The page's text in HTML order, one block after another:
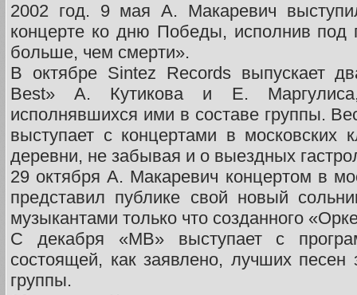
2002 год. 9 мая А. Макаревич
концерте ко дню Победы, исполнив под
больше, чем смерти».
В октябре Sintez Records выпускает
Best» А. Кутикова и Е.
исполнявшихся ими в составе группы.
выступает с концертами в московских
деревни, не забывая и о выездных
29 октября А. Макаревич концертом в
представил публике свой новый
музыкантами только что созданного
С декабря «МВ» выступает с
состоящей, как заявлено, лучших песен
группы.